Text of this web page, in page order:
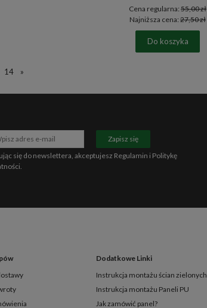
Cena regularna: 55,00 zł
Najniższa cena: 27,50 zł
Do koszyka
14 »
Zapisz się
się do newslettera, akceptujesz Regulamin i Politykę
Dodatkowe Linki
Instrukcja montażu ścian zielonych
Instrukcja montażu Paneli PU
Jak zamówić panel?